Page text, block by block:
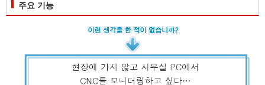
주요 기능